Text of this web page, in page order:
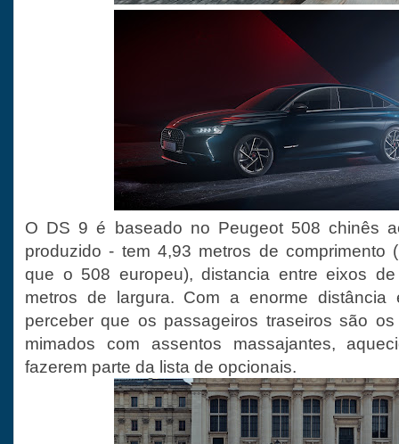
O DS 9 é baseado no Peugeot 508 chinês
produzido - tem 4,93 metros de comprimento
que o 508 europeu), distancia entre eixos
metros de largura. Com a enorme distância
perceber que os passageiros traseiros são
mimados com assentos massajantes,
fazerem parte da lista de opcionais.